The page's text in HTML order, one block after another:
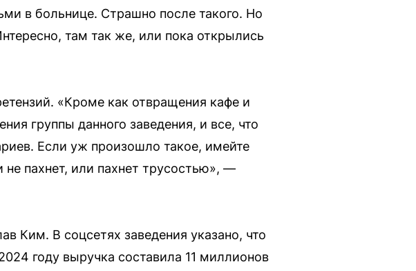
в больнице. Страшно после такого. Но
там так же, или пока открылись
«Кроме как отвращения кафе и
группы данного заведения, и все, что
Если уж произошло такое, имейте
пахнет, или пахнет трусостью», —
Ким. В соцсетях заведения указано, что
году выручка составила 11 миллионов